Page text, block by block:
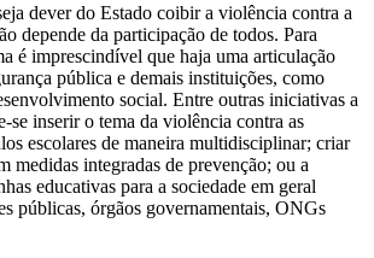
dever do Estado coibir a violência contra a
depende da participação de todos. Para
é imprescindível que haja uma articulação
pública e demais instituições, como
social. Entre outras iniciativas a
se inserir o tema da violência contra as
escolares de maneira multidisciplinar; criar
medidas integradas de prevenção; ou a
educativas para a sociedade em geral
públicas, órgãos governamentais, ONGs